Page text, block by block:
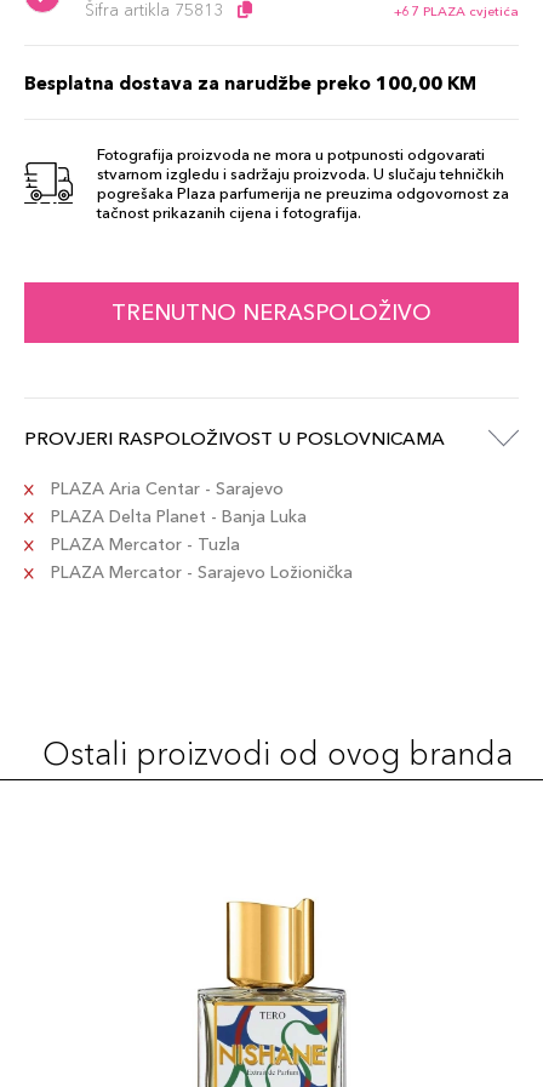
Šifra artikla 75813 +67 PLAZA cvjetića
Besplatna dostava za narudžbe preko 100,00 KM
Fotografija proizvoda ne mora u potpunosti odgovarati
stvarnom izgledu i sadržaju proizvoda. U slučaju tehničkih
pogrešaka Plaza parfumerija ne preuzima odgovornost za
tačnost prikazanih cijena i fotografija.
TRENUTNO NERASPOLOŽIVO
PROVJERI RASPOLOŽIVOST U POSLOVNICAMA
PLAZA Aria Centar - Sarajevo
PLAZA Delta Planet - Banja Luka
PLAZA Mercator - Tuzla
PLAZA Mercator - Sarajevo Ložionička
Ostali proizvodi od ovog branda